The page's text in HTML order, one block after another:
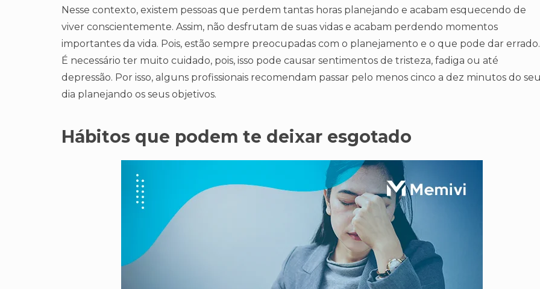
Nesse contexto, existem pessoas que perdem tantas horas planejando e acabam esquecendo de
viver conscientemente. Assim, não desfrutam de suas vidas e acabam perdendo momentos
importantes da vida. Pois, estão sempre preocupadas com o planejamento e o que pode dar errado.
É necessário ter muito cuidado, pois, isso pode causar sentimentos de tristeza, fadiga ou até
depressão. Por isso, alguns profissionais recomendam passar pelo menos cinco a dez minutos do
dia planejando os seus objetivos.
Hábitos que podem te deixar esgotado